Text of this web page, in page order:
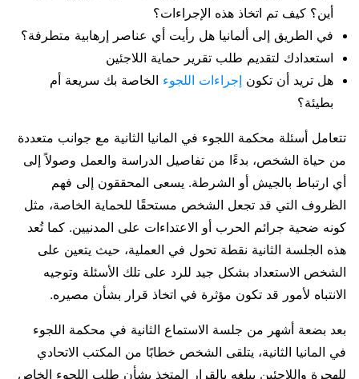
أين؟ كيف تم اتخاذ هذه الإجراءات؟
في الطريق إلى ألمانيا هل رأيت أي عناصر إرهابية متطرفة؟
استعدادك لتقديم طلب تقرير حماية اللاجئين
هل تريد أن تكون إجراءات اللجوء الخاصة بك سريعة أم
بطيئة؟
تتعامل أسئلة محكمة اللجوء في المانيا الثانية مع جوانب متعددة
من حياة الشخص، بدءًا من تفاصيل الدراسة والعمل وصولاً إلى
أي ارتباط بالجيش أو الشرطة. يسعى المحققون إلى فهم
الظروف التي قد تجعل الشخص مستحقًا للحماية الخاصة، مثل
كونه ضحية جرائم الحرب أو الاعتداءات على المدنيين. كما تُعد
هذه الجلسة الثانية نقطة تحول في العملية، حيث يتعين على
الشخص الاستعداد بشكل جيد للرد على تلك الأسئلة وتوجيه
الانتباه لأمور قد تكون مؤثرة في اتخاذ قرار بشأن مصيره.
بعد بضعة أشهر من جلسة الاستماع الثانية في محكمة اللجوء
في المانيا الثانية، يتلقى الشخص خطابًا من المكتب الاتحادي
للهجرة واللاجئين يبلغه بالقرار المتخذ بشأن طلب اللجوء الخاص